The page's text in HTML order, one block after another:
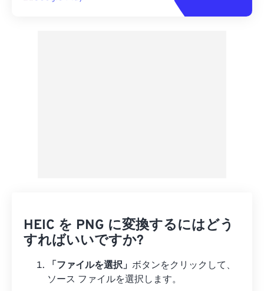
HEIC を PNG に変換するにはどう
すればいいですか?
「ファイルを選択」 ボタンをクリックして、
ソース ファイルを選択します。